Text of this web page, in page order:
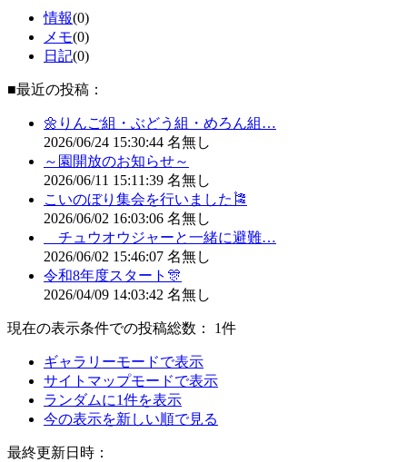
情報(0)
メモ(0)
日記(0)
■最近の投稿：
🌼りんご組・ぶどう組・めろん組…
2026/06/24 15:30:44 名無し
～園開放のお知らせ～
2026/06/11 15:11:39 名無し
こいのぼり集会を行いました🎏
2026/06/02 16:03:06 名無し
チュウオウジャーと一緒に避難…
2026/06/02 15:46:07 名無し
令和8年度スタート🎊
2026/04/09 14:03:42 名無し
現在の表示条件での投稿総数： 1件
ギャラリーモードで表示
サイトマップモードで表示
ランダムに1件を表示
今の表示を新しい順で見る
最終更新日時：